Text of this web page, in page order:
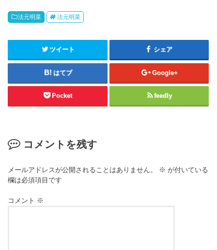
法元明菜 法元明菜
ツイート シェア
はてブ Google+
Pocket feedly
コメントを残す
メールアドレスが公開されることはありません。 ※ が付いている
欄は必須項目です
コメント ※